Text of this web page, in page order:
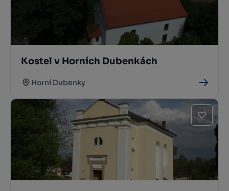
Kostel v Horních Dubenkách
Horní Dubenky